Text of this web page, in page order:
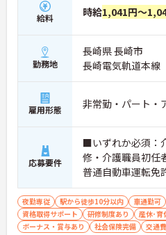
給料 時給1,041円～
勤務地
長崎県 長崎市
長崎電気軌道本線
雇用形態 非常勤・パート・
応募要件
■いずれか必須：
修・介護職員初
普通自動車運転免
夜勤専従 駅から徒歩10分以内 車通勤可
資格取得サポート
研修制度あり
産休･育
ボーナス・賞与あり
社会保険完備 交通